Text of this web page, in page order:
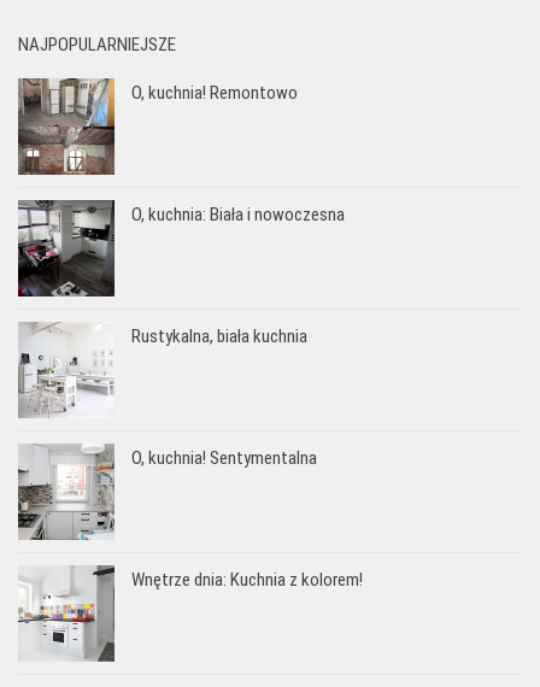
NAJPOPULARNIEJSZE
O, kuchnia! Remontowo
O, kuchnia: Biała i nowoczesna
Rustykalna, biała kuchnia
O, kuchnia! Sentymentalna
Wnętrze dnia: Kuchnia z kolorem!